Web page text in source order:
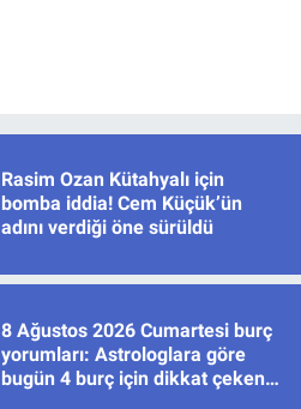
Rasim Ozan Kütahyalı için
bomba iddia! Cem Küçük’ün
adını verdiği öne sürüldü
8 Ağustos 2026 Cumartesi burç
yorumları: Astrologlara göre
bugün 4 burç için dikkat çeken